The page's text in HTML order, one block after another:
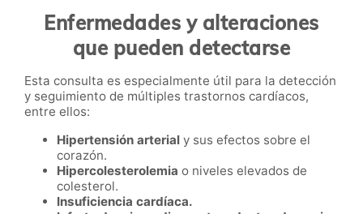
Enfermedades y alteraciones
que pueden detectarse
Esta consulta es especialmente útil para la detección
y seguimiento de múltiples trastornos cardíacos,
entre ellos:
Hipertensión arterial y sus efectos sobre el
corazón.
Hipercolesterolemia o niveles elevados de
colesterol.
Insuficiencia cardíaca.